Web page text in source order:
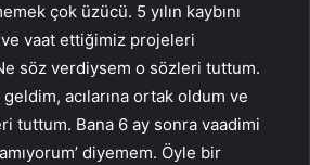
çok üzücü. 5 yılın kaybını
ve vaat ettiğimiz projeleri
söz verdiysem o sözleri tuttum.
acılarına ortak oldum ve
tuttum. Bana 6 ay sonra vaadimi
diyemem. Öyle bir